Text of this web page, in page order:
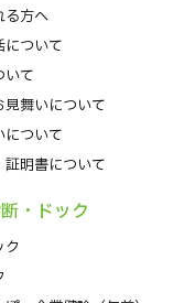
る方へ
について
いて
見舞いについて
について
証明書について
・ドック
ク